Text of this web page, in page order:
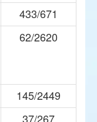
433/671
62/2620
145/2449
37/267